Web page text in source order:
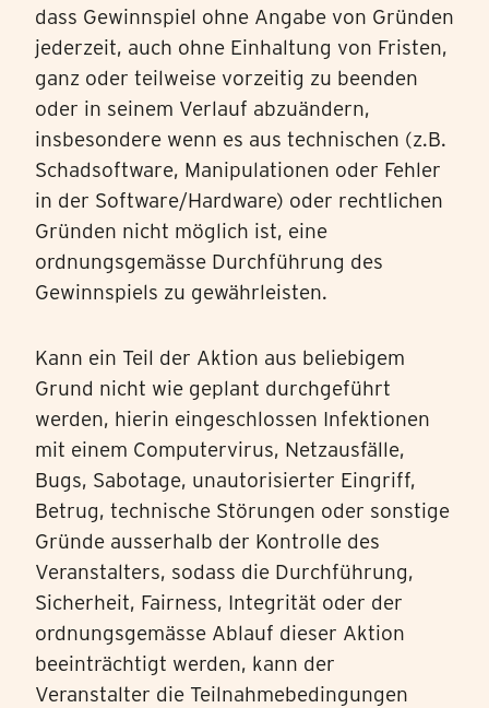
dass Gewinnspiel ohne Angabe von Gründen
jederzeit, auch ohne Einhaltung von Fristen,
ganz oder teilweise vorzeitig zu beenden
oder in seinem Verlauf abzuändern,
insbesondere wenn es aus technischen (z.B.
Schadsoftware, Manipulationen oder Fehler
in der Software/Hardware) oder rechtlichen
Gründen nicht möglich ist, eine
ordnungsgemässe Durchführung des
Gewinnspiels zu gewährleisten.
Kann ein Teil der Aktion aus beliebigem
Grund nicht wie geplant durchgeführt
werden, hierin eingeschlossen Infektionen
mit einem Computervirus, Netzausfälle,
Bugs, Sabotage, unautorisierter Eingriff,
Betrug, technische Störungen oder sonstige
Gründe ausserhalb der Kontrolle des
Veranstalters, sodass die Durchführung,
Sicherheit, Fairness, Integrität oder der
ordnungsgemässe Ablauf dieser Aktion
beeinträchtigt werden, kann der
Veranstalter die Teilnahmebedingungen